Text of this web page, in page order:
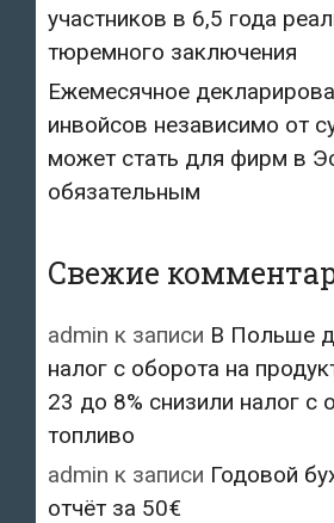
участников в 6,5 года
тюремного заключения
Ежемесячное
инвойсов независимо от
может стать для фирм в
обязательным
Свежие
admin к записи В Польше
налог с оборота на
23 до 8% снизили налог с
топливо
admin к записи Годовой
отчёт за 50€